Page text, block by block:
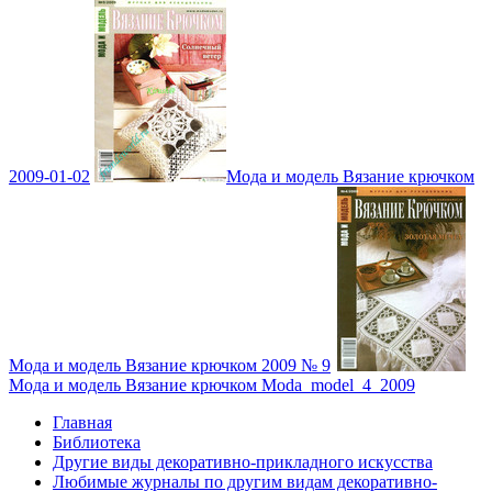
2009-01-02 Мода и модель Вязание крючком
Мода и модель Вязание крючком 2009 № 9
Мода и модель Вязание крючком Moda_model_4_2009
Главная
Библиотека
Другие виды декоративно-прикладного искусства
Любимые журналы по другим видам декоративно-